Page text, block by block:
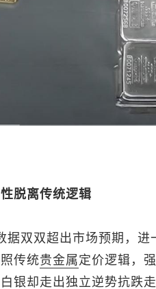
脱离传统逻辑
据双双超出市场预期，进
传统贵金属定价逻辑，
银却走出独立逆势抗跌